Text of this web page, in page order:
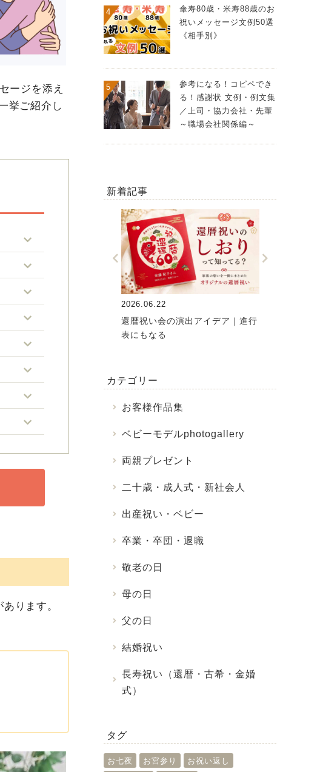
ージを添え
挙ご紹介し
あります。
傘寿80歳・米寿88歳のお
祝いメッセージ文例50選
《相手別》
参考になる！コピペでき
る！感謝状 文例・例文集
／上司・協力会社・先輩
～職場会社関係編～
新着記事
まれの赤ちゃんにおすすめ
2026.06.22
還暦祝い会の演出アイデア｜進行
表にもなる
カテゴリー
お客様作品集
ベビーモデルphotogallery
両親プレゼント
二十歳・成人式・新社会人
出産祝い・ベビー
卒業・卒団・退職
敬老の日
母の日
父の日
結婚祝い
長寿祝い（還暦・古希・金婚
式）
タグ
お七夜 お宮参り お祝い返し